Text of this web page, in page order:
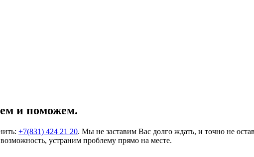
и поможем.
+7(831) 424 21 20. Мы не заставим Вас долго ждать, и точно не
устраним проблему прямо на месте.